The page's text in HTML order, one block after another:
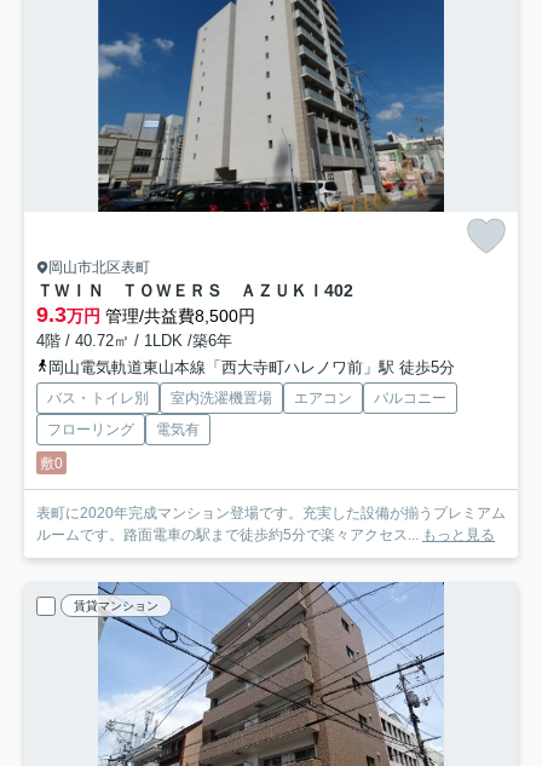
岡山市北区表町
ＴＷＩＮ ＴＯＷＥＲＳ ＡＺＵＫＩ 402
9.3万円 管理/共益費8,500円
4階 / 40.72㎡ / 1LDK /築6年
岡山電気軌道東山本線「西大寺町ハレノワ前」駅 徒歩5分
バス・トイレ別 室内洗濯機置場 エアコン
バルコニー
フローリング
電気有
敷0
表町に2020年完成マンション登場です。充実した設備が揃うプレミアム
ルームです。路面電車の駅まで徒歩約5分で楽々アクセス... もっと見る
賃貸マンション